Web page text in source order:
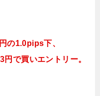
円の1.0pips下、
で買いエントリー。